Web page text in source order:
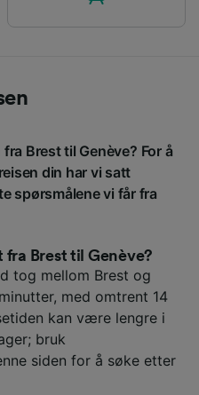
Brest til Genève? For å
din har vi satt
spørsmålene vi får fra
Brest til Genève?
tog mellom Brest og
med omtrent 14
kan være lengre i
bruk
siden for å søke etter